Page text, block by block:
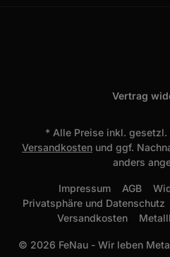
Vertrag
* Alle Preise inkl.
Versandkosten und ggf.
anders
© 2026 FeNau - Wir leben
Impressum AGB
Privatsphäre und Datenschutz
Versandkosten